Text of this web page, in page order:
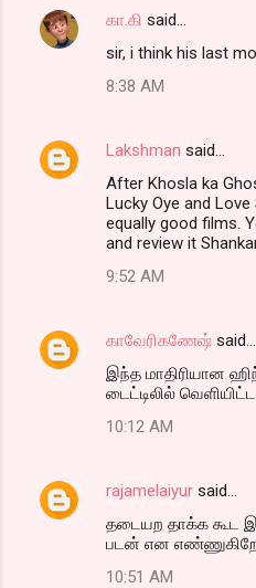
கா.கி said…
sir, i think his last
8:38 AM
Lakshman said…
After Khosla ka
Lucky Oye and
equally good films.
and review it
9:52 AM
காவேரிகணேஷ் said…
இந்த மாதிரியான
டைட்டிலில்
10:12 AM
rajamelaiyur said…
தடையற தாக்க கூட
படன் என
10:51 AM